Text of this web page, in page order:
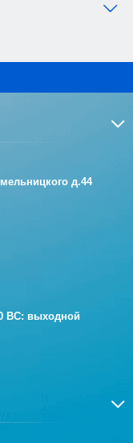
д.44
ВС: выходной